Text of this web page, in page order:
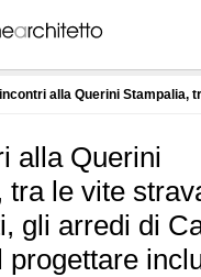
alla Querini Stampalia, tra le vite stravaganti di architetti, gli arredi di
alla Querini
tra le vite
gli arredi di
progettare